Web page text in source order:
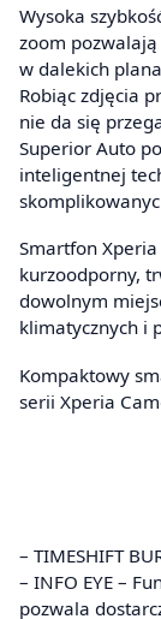
Wysoka
zoom
w dalekich
Robiąc zdjęcia
nie da się
Superior Auto
inteligentnej
Smartfon
kurzoodporny,
dowolnym
klimatycznych i
Kompaktowy
serii Xperia
– TIMESHIFT
– INFO EYE –
pozwala